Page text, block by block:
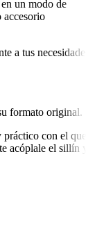
un modo de
accesorio
a tus necesidades
formato original.
práctico con el que
acóplale el sillín y